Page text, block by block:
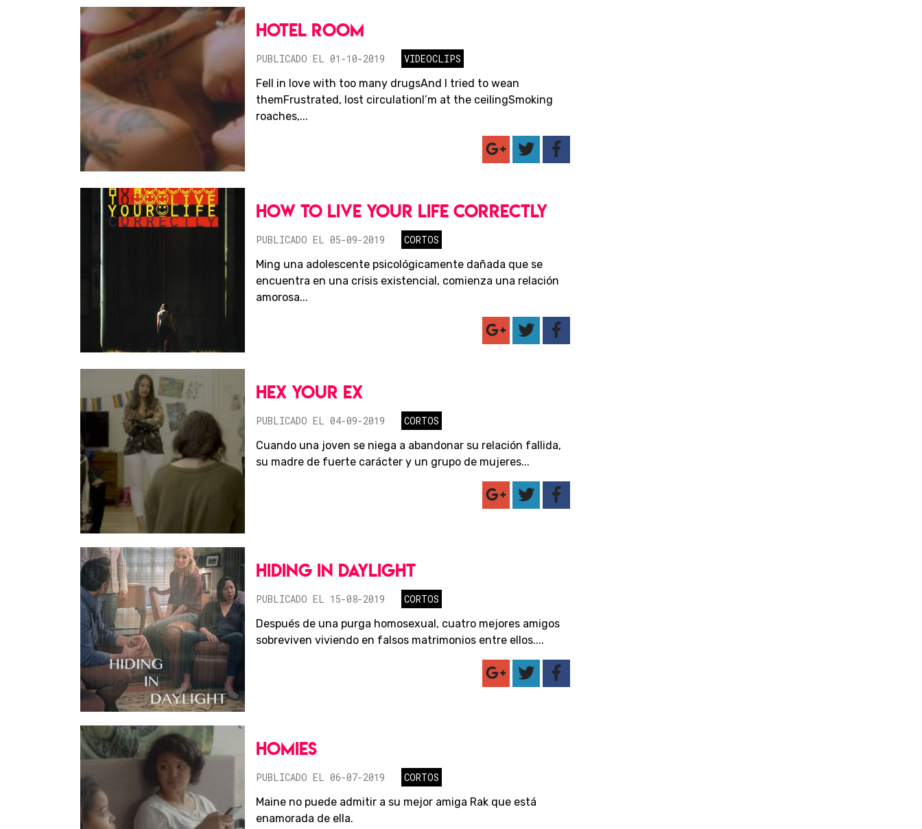
HOTEL ROOM
PUBLICADO EL 01-10-2019
VIDEOCLIPS
Fell in love with too many drugsAnd I tried to wean
themFrustrated, lost circulationI’m at the ceilingSmoking
roaches,...
HOW TO LIVE YOUR LIFE CORRECTLY
PUBLICADO EL 05-09-2019
CORTOS
Ming una adolescente psicológicamente dañada que se
encuentra en una crisis existencial, comienza una relación
amorosa...
HEX YOUR EX
PUBLICADO EL 04-09-2019
CORTOS
Cuando una joven se niega a abandonar su relación fallida,
su madre de fuerte carácter y un grupo de mujeres...
HIDING IN DAYLIGHT
PUBLICADO EL 15-08-2019
CORTOS
Después de una purga homosexual, cuatro mejores amigos
sobreviven viviendo en falsos matrimonios entre ellos....
HOMIES
PUBLICADO EL 06-07-2019
CORTOS
Maine no puede admitir a su mejor amiga Rak que está
enamorada de ella.